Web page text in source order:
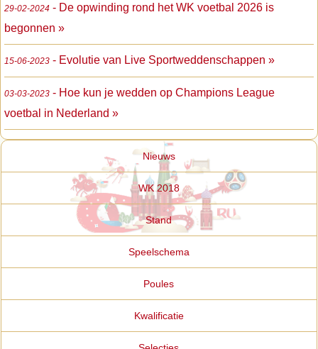
29-02-2024 - De opwinding rond het WK voetbal 2026 is
begonnen »
15-06-2023 - Evolutie van Live Sportweddenschappen »
03-03-2023 - Hoe kun je wedden op Champions League
voetbal in Nederland »
Nieuws
WK 2018
Stand
Speelschema
Poules
Kwalificatie